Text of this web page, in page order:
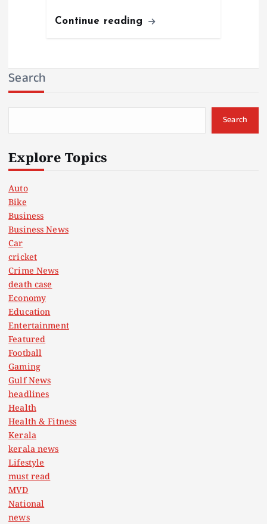
Continue reading
Search
Search
Explore Topics
Auto
Bike
Business
Business News
Car
cricket
Crime News
death case
Economy
Education
Entertainment
Featured
Football
Gaming
Gulf News
headlines
Health
Health & Fitness
Kerala
kerala news
Lifestyle
must read
MVD
National
news